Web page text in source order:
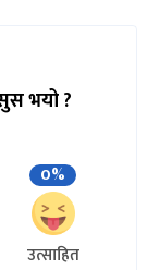
भयो ?
0%
उत्साहित